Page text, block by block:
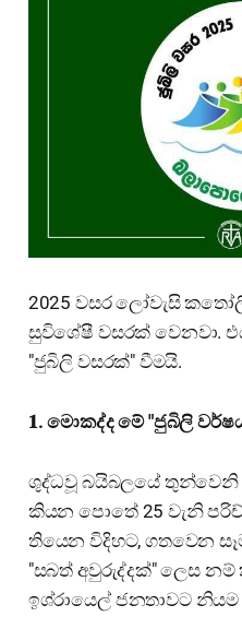
2025 වසර ලෝවැසි
සුවිශේෂී වසරක් වෙනවා.
"ජුබිලි වසරක්" වීමයි.
𝟏. මොකද්ද මේ "ජුබිලි
ශුද්ධවූ බයිබලයේ
කියන පොතේ 25 වැනි
තියෙන විදිහට, ගතවෙන
"සබත් අවුරුද්දක්" ලෙස
ඉශ්රායෙල් ජනතාවට